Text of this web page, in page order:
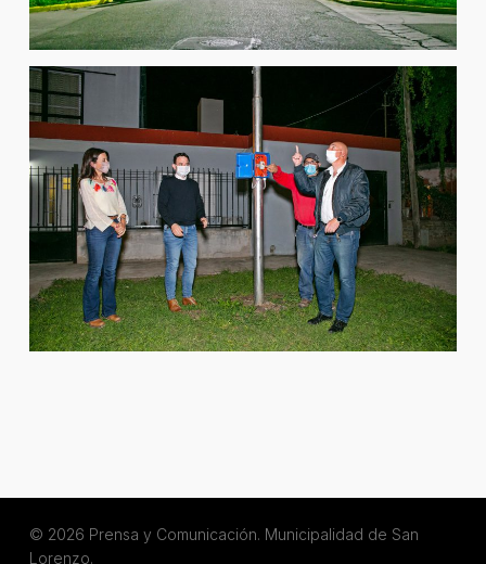
© 2026 Prensa y Comunicación. Municipalidad de San
Lorenzo.